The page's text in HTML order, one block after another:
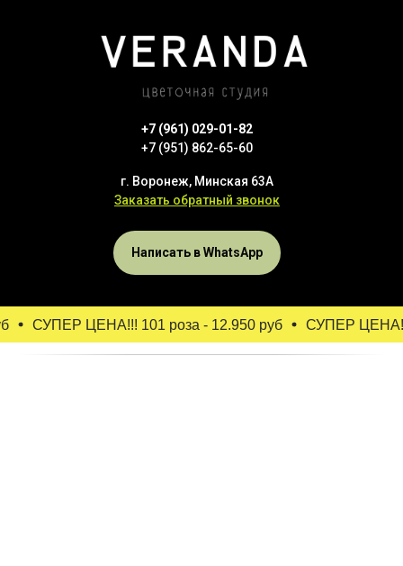
+7 (961) 029-01-82
+7 (951) 862-65-60
г. Воронеж, Минская 63А
Заказать обратный звонок
Написать в WhatsApp
СУПЕР ЦЕНА!!! 101 роза - 12.950 руб СУПЕР ЦЕНА!!!